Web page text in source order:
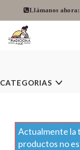
Llámanos ahora:
CATEGORIAS
Actualmente la
productos no